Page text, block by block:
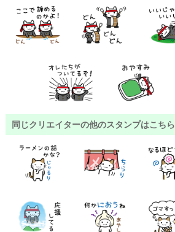
同じクリエイターの他のスタンプはこちら